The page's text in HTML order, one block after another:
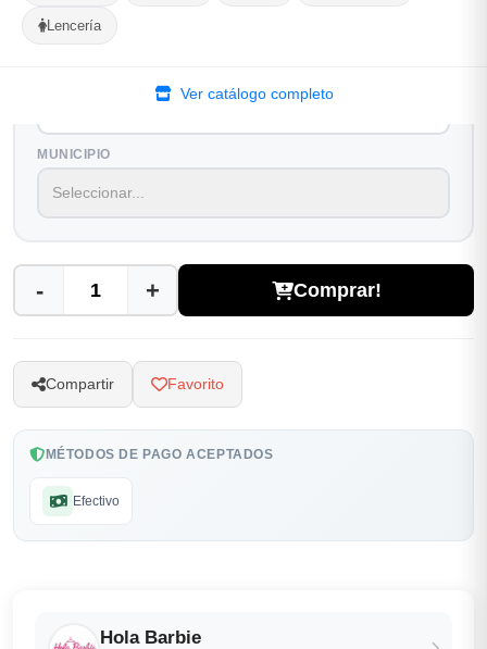
Lencería
Ver catálogo completo
Selecciona tu ubicacion
MUNICIPIO
- + Comprar!
Compartir Favorito
MÉTODOS DE PAGO ACEPTADOS
Efectivo
Hola Barbie